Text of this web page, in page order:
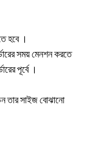
হবে ।
সময় মেনশন করতে
পূর্বে ।
তার সাইজ বোঝানো